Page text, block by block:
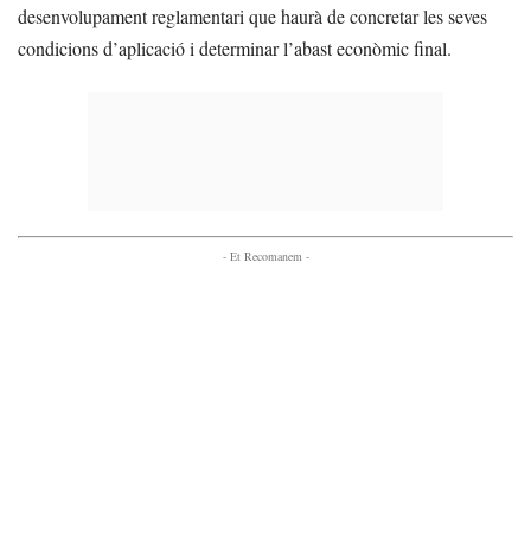
desenvolupament reglamentari que haurà de concretar les seves
condicions d’aplicació i determinar l’abast econòmic final.
- Et Recomanem -